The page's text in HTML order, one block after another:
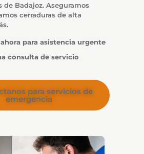
de Badajoz. Aseguramos
cerraduras de alta
para asistencia urgente
consulta de servicio
para servicios de
emergencia